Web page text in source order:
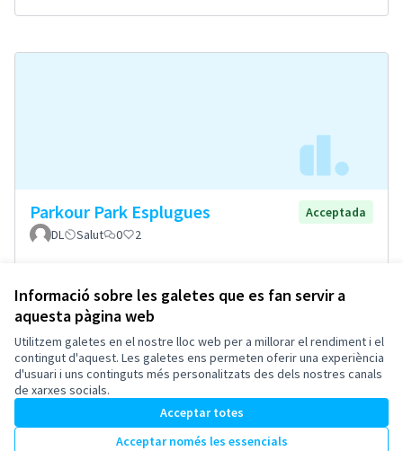
Informació sobre les galetes que es fan servir a
aquesta pàgina web
Utilitzem galetes en el nostre lloc web per a millorar el rendiment i el
contingut d'aquest. Les galetes ens permeten oferir una experiència
d'usuari i uns continguts més personalitzats des dels nostres canals
de xarxes socials.
Acceptar totes
Acceptar només les essencials
Parkour Park Esplugues
Acceptada
DL
Salut 0 2
Termes i condicions d'ús
Configuració de les galetes
Esplugues de Llobregat a X
(Enllaç extern)
Esplugues de Llobregat a Facebook
(Enllaç extern)
Esplugues de Llobregat a Instagram
(Enllaç extern)
Esplugues de Llobregat a YouTube
(Enllaç extern)
Triar la llenguaElegir el idioma